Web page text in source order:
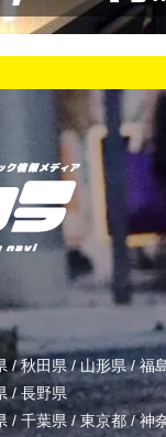
/秋田県 /山形県/福
/長野県
/ 千葉県 /東京都/神